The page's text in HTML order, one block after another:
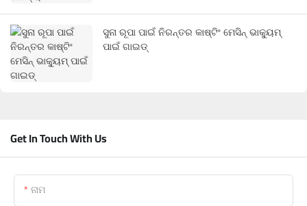
ସୁନା ରୂପା ପାଇଁ ନିରନ୍ତର କାଷ୍ଟିଂ ମେସିନ୍ ଭାକ୍ୟୁମ୍
ପାଇଁ ଗାଇଡ୍
Get In Touch With Us
ନାମ